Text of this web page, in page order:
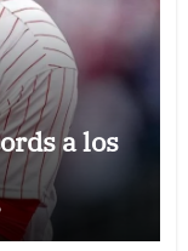
a los